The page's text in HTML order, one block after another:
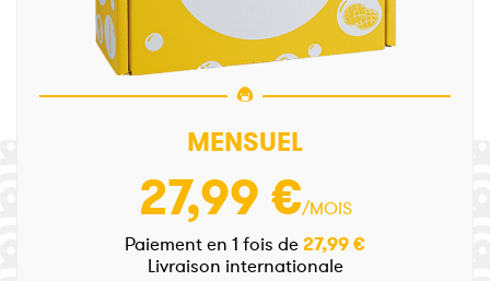
MENSUEL
27,99 €/MOIS
Paiement en 1 fois de 27,99 €
Livraison internationale